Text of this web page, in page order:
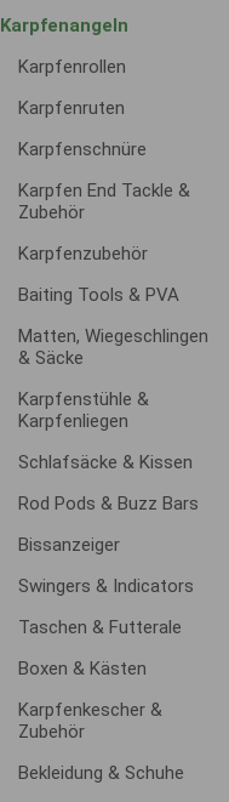
Karpfenangeln
Karpfenrollen
Karpfenruten
Karpfenschnüre
Karpfen End Tackle &
Zubehör
Karpfenzubehör
Baiting Tools & PVA
Matten, Wiegeschlingen
& Säcke
Karpfenstühle &
Karpfenliegen
Schlafsäcke & Kissen
Rod Pods & Buzz Bars
Bissanzeiger
Swingers & Indicators
Taschen & Futterale
Boxen & Kästen
Karpfenkescher &
Zubehör
Bekleidung & Schuhe